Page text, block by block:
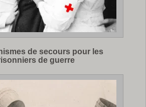
de secours pour les
de guerre